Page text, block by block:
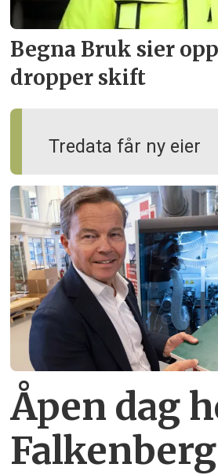
Tredata får ny eier
Begna Bruk sier opp
dropper skift
Åpen dag
Falkenberg